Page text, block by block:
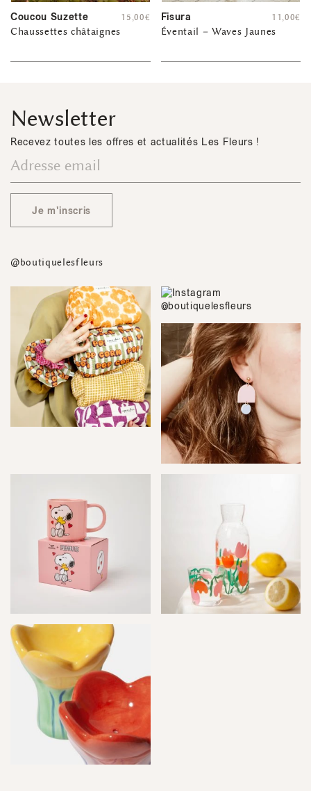
Coucou Suzette
Chaussettes châtaignes
15,00€ Fisura
Éventail – Waves Jaunes
11,00€
Newsletter
Recevez toutes les offres et actualités Les Fleurs !
Je m'inscris
@boutiquelesfleurs